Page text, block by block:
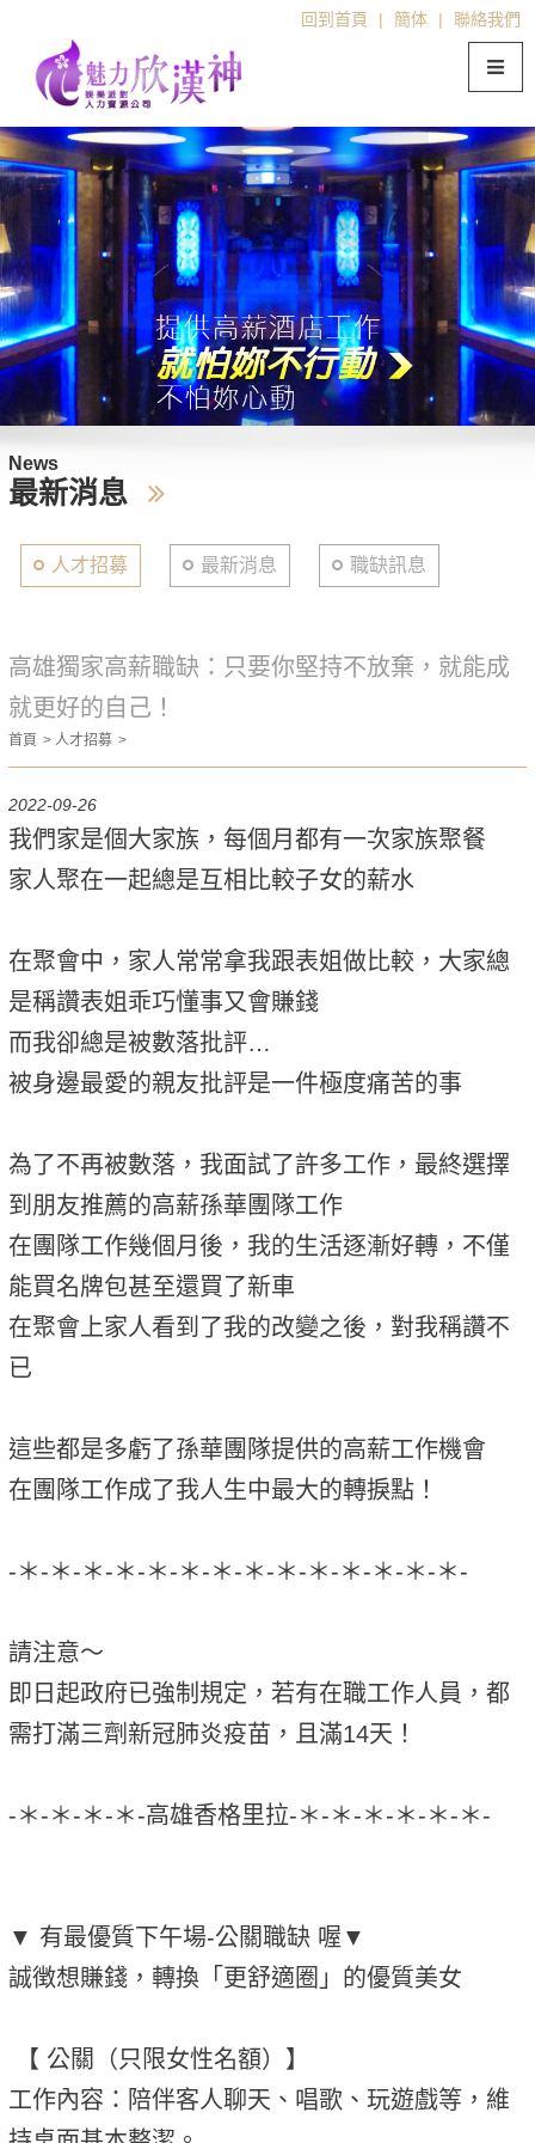
回到首頁 | 簡体 | 聯絡我們
News
最新消息
人才招募 最新消息 職缺訊息
高雄獨家高薪職缺：只要你堅持不放棄，就能成
就更好的自己！
首頁 人才招募
2022-09-26
我們家是個大家族，每個月都有一次家族聚餐
家人聚在一起總是互相比較子女的薪水
在聚會中，家人常常拿我跟表姐做比較，大家總
是稱讚表姐乖巧懂事又會賺錢
而我卻總是被數落批評…
被身邊最愛的親友批評是一件極度痛苦的事
為了不再被數落，我面試了許多工作，最終選擇
到朋友推薦的高薪孫華團隊工作
在團隊工作幾個月後，我的生活逐漸好轉，不僅
能買名牌包甚至還買了新車
在聚會上家人看到了我的改變之後，對我稱讚不
已
這些都是多虧了孫華團隊提供的高薪工作機會
在團隊工作成了我人生中最大的轉捩點！
-＊-＊-＊-＊-＊-＊-＊-＊-＊-＊-＊-＊-＊-＊-
請注意～
即日起政府已強制規定，若有在職工作人員，都
需打滿三劑新冠肺炎疫苗，且滿14天！
-＊-＊-＊-＊-高雄香格里拉-＊-＊-＊-＊-＊-＊-
▼ 有最優質下午場-公關職缺 喔▼
誠徴想賺錢，轉換「更舒適圈」的優質美女
【 公關（只限女性名額）】
工作內容：陪伴客人聊天、唱歌、玩遊戲等，維